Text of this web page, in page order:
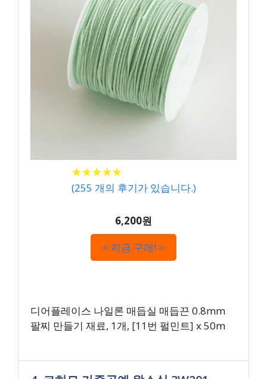
★★★★★
★★★★★
(255 개의 후기가 있습니다.)
6,200원
< 지금 구매! >
디어플레이스 나일론 매듭실 매듭끈 0.8mm
팔찌 만들기 재료, 1개, [11번 펄민트] x 50m